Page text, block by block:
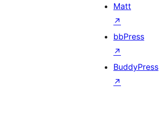
Matt
↗
bbPress
↗
BuddyPress
↗